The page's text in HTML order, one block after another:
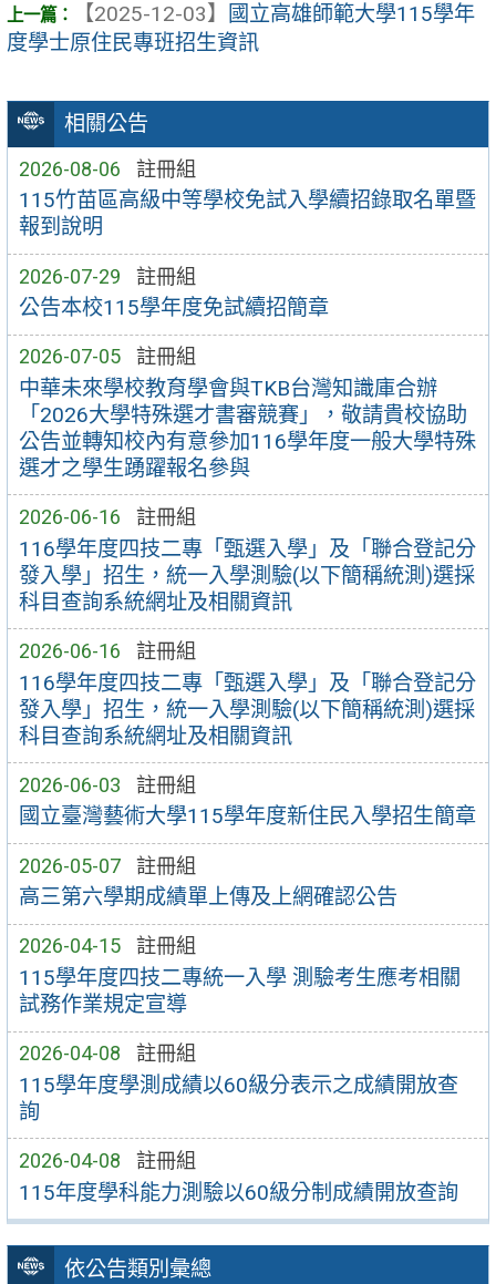
相關公告
2026-08-06 註冊組
115竹苗區高級中等學校免試入學續招錄取名單暨
報到說明
2026-07-29 註冊組
公告本校115學年度免試續招簡章
2026-07-05 註冊組
中華未來學校教育學會與TKB台灣知識庫合辦
「2026大學特殊選才書審競賽」，敬請貴校協助
公告並轉知校內有意參加116學年度一般大學特殊
選才之學生踴躍報名參與
2026-06-16 註冊組
116學年度四技二專「甄選入學」及「聯合登記分
發入學」招生，統一入學測驗(以下簡稱統測)選採
科目查詢系統網址及相關資訊
2026-06-16 註冊組
116學年度四技二專「甄選入學」及「聯合登記分
發入學」招生，統一入學測驗(以下簡稱統測)選採
科目查詢系統網址及相關資訊
2026-06-03 註冊組
國立臺灣藝術大學115學年度新住民入學招生簡章
2026-05-07 註冊組
高三第六學期成績單上傳及上網確認公告
2026-04-15 註冊組
115學年度四技二專統一入學 測驗考生應考相關
試務作業規定宣導
2026-04-08 註冊組
115學年度學測成績以60級分表示之成績開放查
詢
2026-04-08 註冊組
115年度學科能力測驗以60級分制成績開放查詢
依公告類別彙總
【2025-12-03】
國立高雄師範大學115學年
度學士原住民專班招生資訊